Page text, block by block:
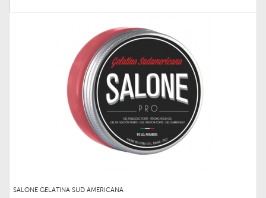
SALONE GELATINA SUD AMERICANA